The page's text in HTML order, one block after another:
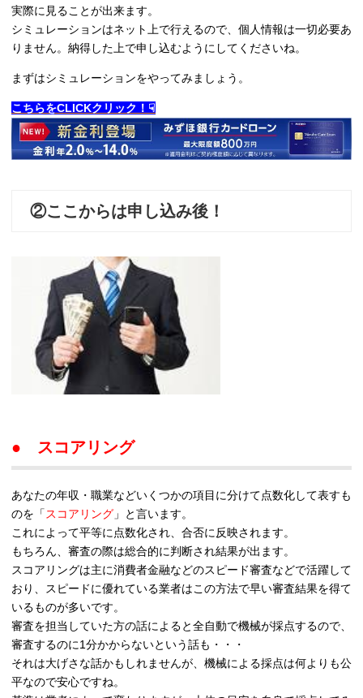
実際に見ることが出来ます。
シミュレーションはネット上で行えるので、個人情報は一切必要あ
りません。納得した上で申し込むようにしてくださいね。
まずはシミュレーションをやってみましょう。
こちらをCLICKクリック！☟
②ここからは申し込み後！
● スコアリング
あなたの年収・職業などいくつかの項目に分けて点数化して表すも
のを「スコアリング 」と言います。
これによって平等に点数化され、合否に反映されます。
もちろん、審査の際は総合的に判断され結果が出ます。
スコアリングは主に消費者金融などのスピード審査などで活躍して
おり、スピードに優れている業者はこの方法で早い審査結果を得て
いるものが多いです。
審査を担当していた方の話によると全自動で機械が採点するので、
審査するのに1分かからないという話も・・・
それは大げさな話かもしれませんが、機械による採点は何よりも公
平なので安心ですね。